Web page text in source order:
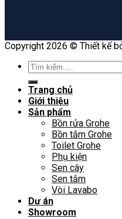
Copyright 2026 © Thiết kế
Search
for:
Trang chủ
Giới thiệu
Sản phẩm
Bồn rửa Grohe
Bồn tắm Grohe
Toilet Grohe
Phụ kiện
Sen cây
Sen tắm
Vòi Lavabo
Dự án
Showroom